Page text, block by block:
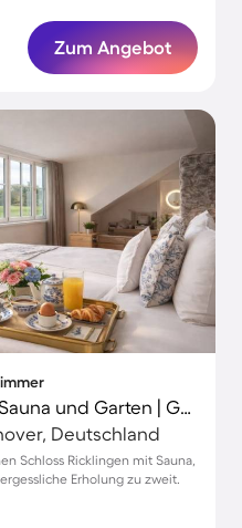
Zum Angebot
Aparthotel mit Terrasse, Sauna und Garten | Gartenblick
Deutschland
Schloss Ricklingen mit Sauna,
Erholung zu zweit.